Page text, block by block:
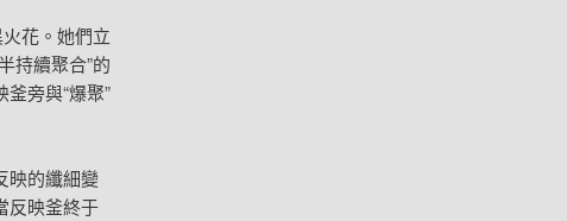
花。她們立
持續聚合”的
旁與“爆聚”
映的纖細變
反映釜終于